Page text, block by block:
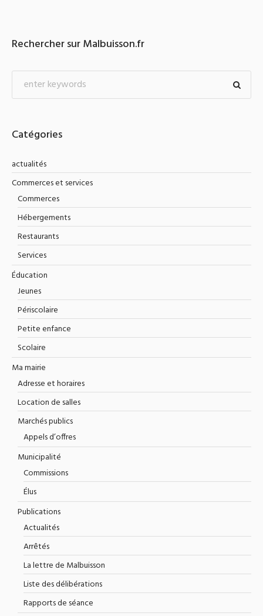
Rechercher sur Malbuisson.fr
Catégories
actualités
Commerces et services
Commerces
Hébergements
Restaurants
Services
Éducation
Jeunes
Périscolaire
Petite enfance
Scolaire
Ma mairie
Adresse et horaires
Location de salles
Marchés publics
Appels d’offres
Municipalité
Commissions
Élus
Publications
Actualités
Arrêtés
La lettre de Malbuisson
Liste des délibérations
Rapports de séance